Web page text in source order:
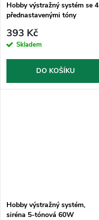
Hobby výstražný systém se 4
přednastavenými tóny
393 Kč
Skladem
DO KOŠÍKU
Hobby výstražný systém,
siréna 5-tónová 60W